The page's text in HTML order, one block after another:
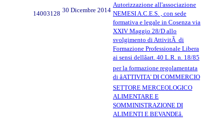
14003128 30 Dicembre 2014
Autorizzazione all'associazione
NEMESI A.C.E.S. , con sede
formativa e legale in Cosenza via
XXIV Maggio 28/D allo
svolgimento di AttivitÃ di
Formazione Professionale Libera
ai sensi dellâart. 40 L.R. n. 18/85
per la formazione regolamentata
di âATTIVITA' DI COMMERCIO
SETTORE MERCEOLOGICO
ALIMENTARE E
SOMMINISTRAZIONE DI
ALIMENTI E BEVANDEâ.